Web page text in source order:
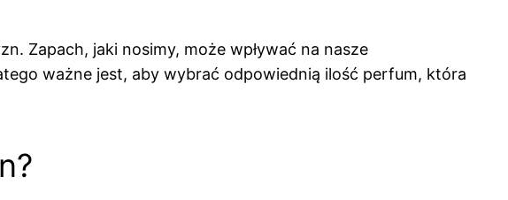
Zapach, jaki nosimy, może wpływać na nasze
ważne jest, aby wybrać odpowiednią ilość perfum, która